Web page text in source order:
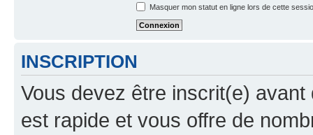
Masquer mon statut en ligne lors de cette
INSCRIPTION
Vous devez être inscrit(e) avant
est rapide et vous offre de